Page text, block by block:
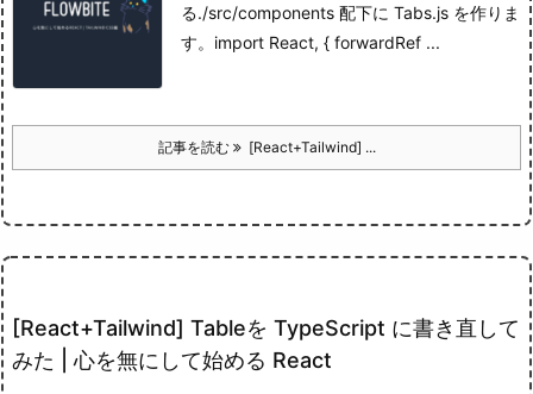
る./src/components 配下に Tabs.js を作りま
す。 import React, { forwardRef ...
記事を読む [React+Tailwind] ...
[React+Tailwind] Tableを TypeScript に書き直して
みた | 心を無にして始める React